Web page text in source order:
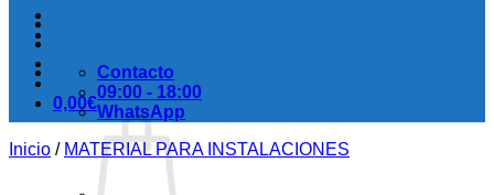
0,00€
Contacto
09:00 - 18:00
WhatsApp
Inicio / MATERIAL PARA INSTALACIONES